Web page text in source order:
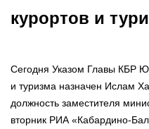
курортов и
Сегодня Указом Главы КБР
и туризма назначен Ислам
должность заместителя
вторник РИА «Кабардино-